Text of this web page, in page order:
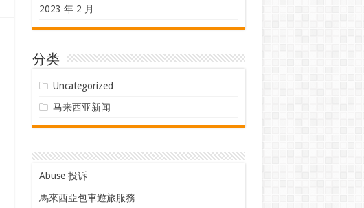
2023 年 2 月
分类
Uncategorized
马来西亚新闻
Abuse 投诉
馬來西亞包車遊旅服務